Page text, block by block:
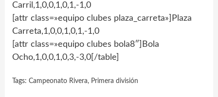
Carril,1,0,0,1,0,1,-1,0
[attr class=»equipo clubes plaza_carreta»]Plaza
Carreta,1,0,0,1,0,1,-1,0
[attr class=»equipo clubes bola8″]Bola
Ocho,1,0,0,1,0,3,-3,0[/table]
Tags: Campeonato Rivera, Primera división